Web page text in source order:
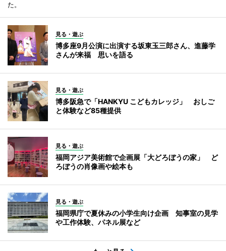
た。
見る・遊ぶ
博多座9月公演に出演する坂東玉三郎さん、進藤学
さんが来福 思いを語る
見る・遊ぶ
博多阪急で「HANKYU こどもカレッジ」 おしご
と体験など85種提供
見る・遊ぶ
福岡アジア美術館で企画展「大どろぼうの家」 ど
ろぼうの肖像画や絵本も
見る・遊ぶ
福岡県庁で夏休みの小学生向け企画 知事室の見学
や工作体験、パネル展など